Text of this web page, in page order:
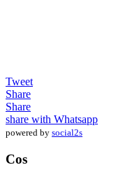
Tweet
Share
Share
share with Whatsapp
powered by social2s
Cos